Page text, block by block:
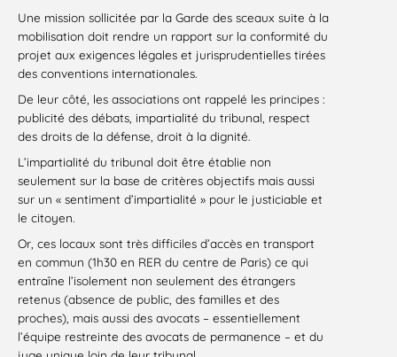
Une mission sollicitée par la Garde des sceaux suite à la
mobilisation doit rendre un rapport sur la conformité du
projet aux exigences légales et jurisprudentielles tirées
des conventions internationales.
De leur côté, les associations ont rappelé les principes :
publicité des débats, impartialité du tribunal, respect
des droits de la défense, droit à la dignité.
L’impartialité du tribunal doit être établie non
seulement sur la base de critères objectifs mais aussi
sur un « sentiment d’impartialité » pour le justiciable et
le citoyen.
Or, ces locaux sont très difficiles d’accès en transport
en commun (1h30 en RER du centre de Paris) ce qui
entraîne l’isolement non seulement des étrangers
retenus (absence de public, des familles et des
proches), mais aussi des avocats – essentiellement
l’équipe restreinte des avocats de permanence – et du